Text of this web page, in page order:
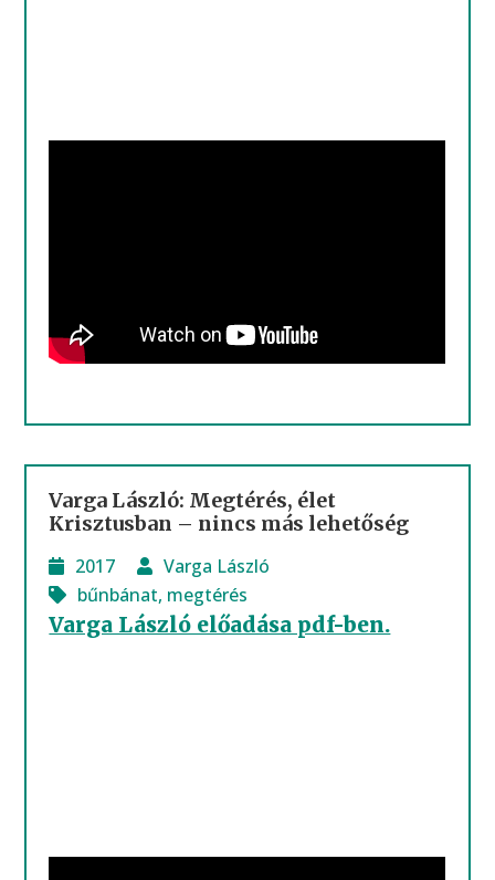
Varga László: Megtérés, élet
Krisztusban – nincs más lehetőség
2017
Varga László
bűnbánat, megtérés
Varga László előadása pdf-ben.